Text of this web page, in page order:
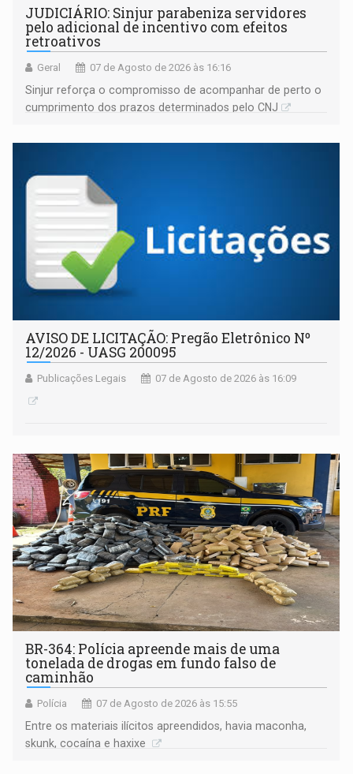
JUDICIÁRIO: Sinjur parabeniza servidores
pelo adicional de incentivo com efeitos
retroativos
Geral 07 de Agosto de 2026 às 16:16
Sinjur reforça o compromisso de acompanhar de perto o
cumprimento dos prazos determinados pelo CNJ
AVISO DE LICITAÇÃO: Pregão Eletrônico Nº
12/2026 - UASG 200095
Publicações Legais 07 de Agosto de 2026 às 16:09
BR-364: Polícia apreende mais de uma
tonelada de drogas em fundo falso de
caminhão
Polícia 07 de Agosto de 2026 às 15:55
Entre os materiais ilícitos apreendidos, havia maconha,
skunk, cocaína e haxixe